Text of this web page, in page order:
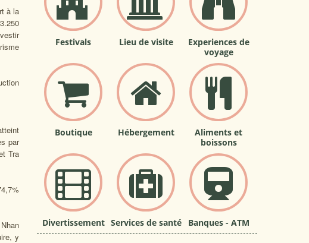
à la
par
Tra
y
Festivals Lieu de visite
Experiences de
voyage
Boutique Hébergement
Aliments et
boissons
Divertissement Services de santé Banques - ATM